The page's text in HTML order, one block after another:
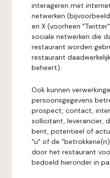
interageren met
netwerken
en X (voorheen
sociale netwerken die
restaurant worden
restaurant
beheert).
Ook kunnen
persoonsgegevens
prospect, contact,
sollicitant, leverancier,
bent, potentieel of
"u" of de
door het restaurant
bedoeld hieronder in